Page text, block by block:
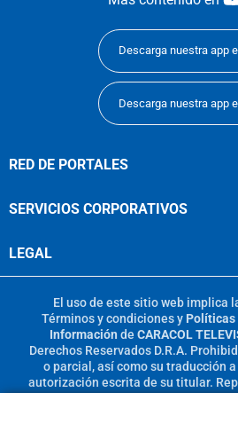
Descarga nuestra app
Descarga nuestra app
RED DE PORTALES
SERVICIOS CORPORATIVOS
LEGAL
El uso de este sitio web implica
Términos y condicionesy Políticas
Información de CARACOL
Derechos Reservados D.R.A.
o parcial, así como su traducción
autorización escrita de su titular.